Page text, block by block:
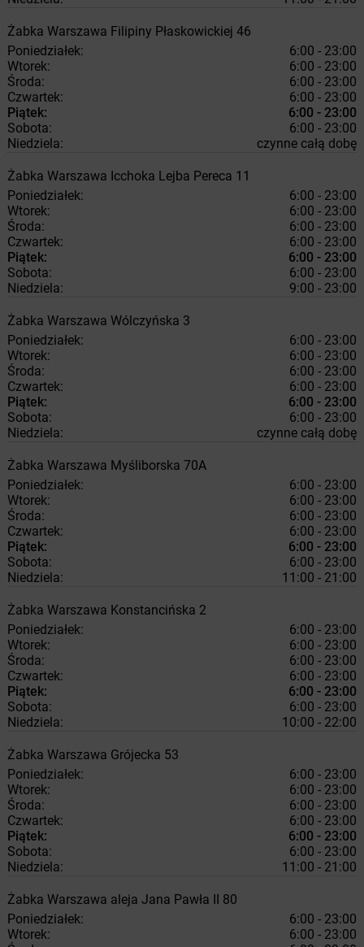
Żabka Warszawa Filipiny Płaskowickiej 46
Poniedziałek:
6:00 - 23:00
Wtorek:
6:00 - 23:00
Środa:
6:00 - 23:00
Czwartek:
6:00 - 23:00
Piątek:
6:00 - 23:00
Sobota:
6:00 - 23:00
Niedziela:
czynne całą dobę
Żabka Warszawa Icchoka Lejba Pereca 11
Poniedziałek:
6:00 - 23:00
Wtorek:
6:00 - 23:00
Środa:
6:00 - 23:00
Czwartek:
6:00 - 23:00
Piątek:
6:00 - 23:00
Sobota:
6:00 - 23:00
Niedziela:
9:00 - 23:00
Żabka Warszawa Wólczyńska 3
Poniedziałek:
6:00 - 23:00
Wtorek:
6:00 - 23:00
Środa:
6:00 - 23:00
Czwartek:
6:00 - 23:00
Piątek:
6:00 - 23:00
Sobota:
6:00 - 23:00
Niedziela:
czynne całą dobę
Żabka Warszawa Myśliborska 70A
Poniedziałek:
6:00 - 23:00
Wtorek:
6:00 - 23:00
Środa:
6:00 - 23:00
Czwartek:
6:00 - 23:00
Piątek:
6:00 - 23:00
Sobota:
6:00 - 23:00
Niedziela:
11:00 - 21:00
Żabka Warszawa Konstancińska 2
Poniedziałek:
6:00 - 23:00
Wtorek:
6:00 - 23:00
Środa:
6:00 - 23:00
Czwartek:
6:00 - 23:00
Piątek:
6:00 - 23:00
Sobota:
6:00 - 23:00
Niedziela:
10:00 - 22:00
Żabka Warszawa Grójecka 53
Poniedziałek:
6:00 - 23:00
Wtorek:
6:00 - 23:00
Środa:
6:00 - 23:00
Czwartek:
6:00 - 23:00
Piątek:
6:00 - 23:00
Sobota:
6:00 - 23:00
Niedziela:
11:00 - 21:00
Żabka Warszawa aleja Jana Pawła II 80
Poniedziałek:
6:00 - 23:00
Wtorek:
6:00 - 23:00